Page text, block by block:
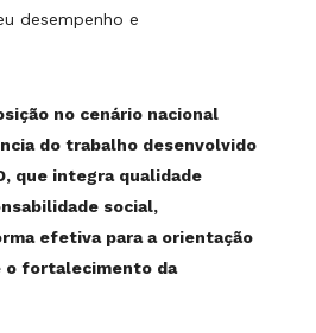
desempenho e
no cenário nacional
do trabalho desenvolvido
que integra qualidade
social,
efetiva para a orientação
o fortalecimento da